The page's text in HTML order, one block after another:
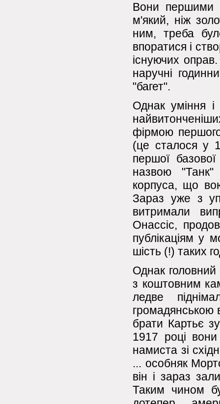
Вони першими
м'який, ніж
ним, треба
впоратися і
існуючих
наручні
"багет".
Однак уміння
фірмою
(це сталося у
першої
назвою "Танк"
корпуса, що
Зараз уже з
витримали
Онассіс,
публікаціям у
шість (!) таких
Однак головний
з коштовним
ледве
громадянською
брати Картьє
1917 році
намиста зі
... особняк
він і зараз
Таким чином